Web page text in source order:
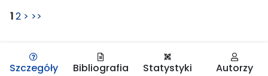
12 > >>
Szczegóły Bibliografia Statystyki Autorzy